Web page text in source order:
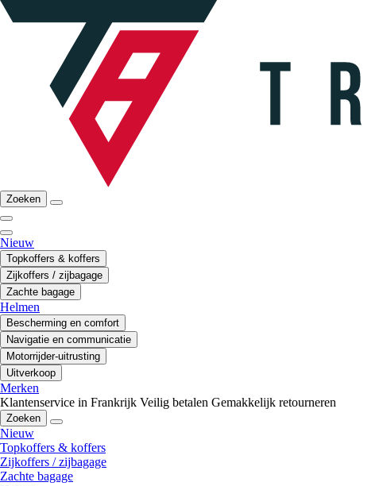
Zoeken
Nieuw
Topkoffers & koffers
Zijkoffers / zijbagage
Zachte bagage
Helmen
Bescherming en comfort
Navigatie en communicatie
Motorrijder-uitrusting
Uitverkoop
Merken
Klantenservice in Frankrijk Veilig betalen Gemakkelijk retourneren
Zoeken
Nieuw
Topkoffers & koffers
Zijkoffers / zijbagage
Zachte bagage